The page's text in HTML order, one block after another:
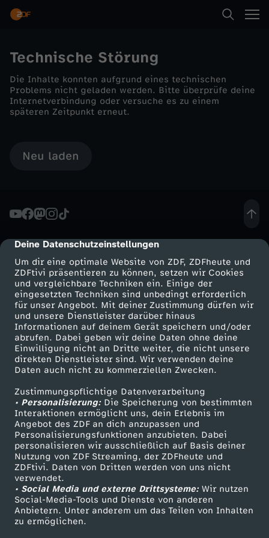
cmp-dialog-description
Deine Datenschutzeinstellungen
Um dir eine optimale Website von ZDF, ZDFheute und
ZDFtivi präsentieren zu können, setzen wir Cookies
und vergleichbare Techniken ein. Einige der
eingesetzten Techniken sind unbedingt erforderlich
für unser Angebot. Mit deiner Zustimmung dürfen wir
und unsere Dienstleister darüber hinaus
Informationen auf deinem Gerät speichern und/oder
abrufen. Dabei geben wir deine Daten ohne deine
Einwilligung nicht an Dritte weiter, die nicht unsere
direkten Dienstleister sind. Wir verwenden deine
Daten auch nicht zu kommerziellen Zwecken.
Zustimmungspflichtige Datenverarbeitung
• Personalisierung:Die Speicherung von bestimmten
Interaktionen ermöglicht uns, dein Erlebnis im
Angebot des ZDF an dich anzupassen und
Personalisierungsfunktionen anzubieten. Dabei
personalisieren wir ausschließlich auf Basis deiner
Nutzung von ZDF Streaming, der ZDFheute und
ZDFtivi. Daten von Dritten werden von uns nicht
verwendet.
• Social Media und externe Drittsysteme:Wir nutzen
Social-Media-Tools und Dienste von anderen
Anbietern. Unter anderem um das Teilen von Inhalten
zu ermöglichen.
Technische Störung
Die Inhalte konnten aufgrund eines technischen
Problems nicht geladen werden. Bitte überprüfe deine
Internetverbindung oder versuche es zu einem
späteren Zeitpunkt erneut.
Neu laden
Mehr ZDF
ZDF-Apps
Smart TV
ZDFtext
Livestreams
Sendungen A-Z
TV-Programm
Service
ZDFmitreden
Kontakt zum ZDF
Tickets
Zuschauerservice
Hilfe
ZDF Unternehmen
Karriere